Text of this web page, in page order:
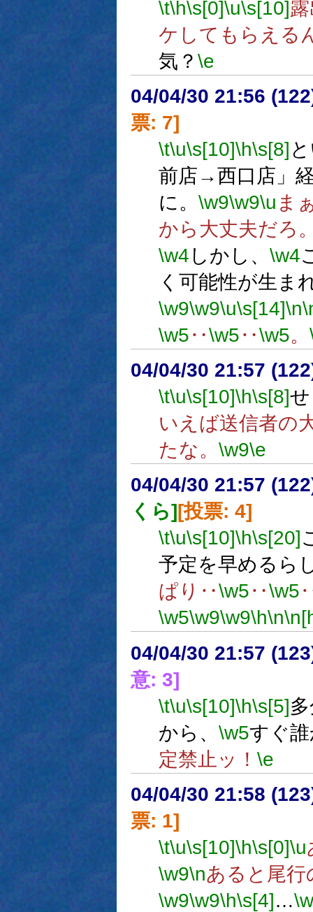
\t\h\s[0]\u\s[10]
ケしてもらえる
気？ \e
04/04/30 21:56
票: 7]
\t\u\s[10]\h\s[8]
前店→西口店」
に。 \w9\w9\u ま
から大丈夫だろ
\w4 しかし、 \w4
く可能性が生ま
\w9\w9\u\s[14]\n
\w5‥\w5‥\w5。
04/04/30 21:57
\t\u\s[10]\h\s[8]
いえば送信者の
たな。 \w9\e
04/04/30 21:57
くら] [投票: 4]
\t\u\s[10]\h\s[20]
予定を早めるら
ぱり‥\w5‥\w5
\w5\w9\w9\h\n
04/04/30 21:57
意: 3]
\t\u\s[10]\h\s[5]
から、 \w5すぐ
定禁止ッ！ \e
04/04/30 21:58
票: 1]
\t\u\s[10]\h\s[0]\u
\w9\nあると尾行
\w9\w9\h\s[4]…